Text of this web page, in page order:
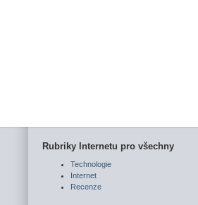
Rubriky Internetu pro všechny
Technologie
Internet
Recenze